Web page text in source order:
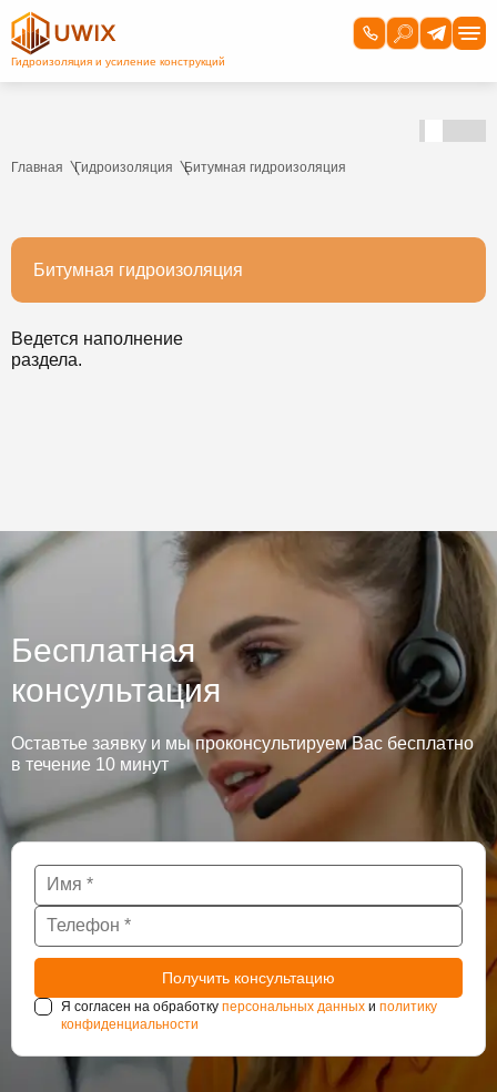
Главная Гидроизоляция Битумная гидроизоляция
Битумная гидроизоляция
Ведется наполнение
раздела.
Бесплатная
консультация
Оставтье заявку и мы проконсультируем Вас бесплатно
в течение 10 минут
Я согласен на обработку персональных данных и политику
конфиденциальности